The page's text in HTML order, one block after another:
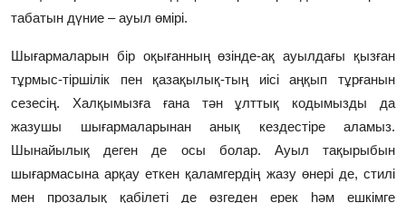
табатын дүние – ауыл өмірі.
Шығармаларын бір оқығанның өзінде-ақ ауылдағы қызған
тұрмыс-тіршілік пен қазақылық-тың иісі аңқып тұрғанын
сезесің. Халқымызға ғана тән ұлттық кодымызды да
жазушы шығармаларынан анық кездестіре аламыз.
Шынайылық деген де осы болар. Ауыл тақырыбын
шығармасына арқау еткен қаламгердің жазу өнері де, стилі
мен прозалық қабілеті де өзгеден ерек һәм ешкімге